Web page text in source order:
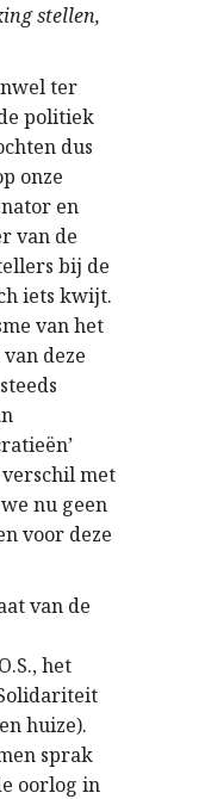
stellen,
ter
politiek
dus
onze
en
van de
bij de
iets kwijt.
van het
deze
verschil met
nu geen
voor deze
van de
het
huize).
sprak
oorlog in